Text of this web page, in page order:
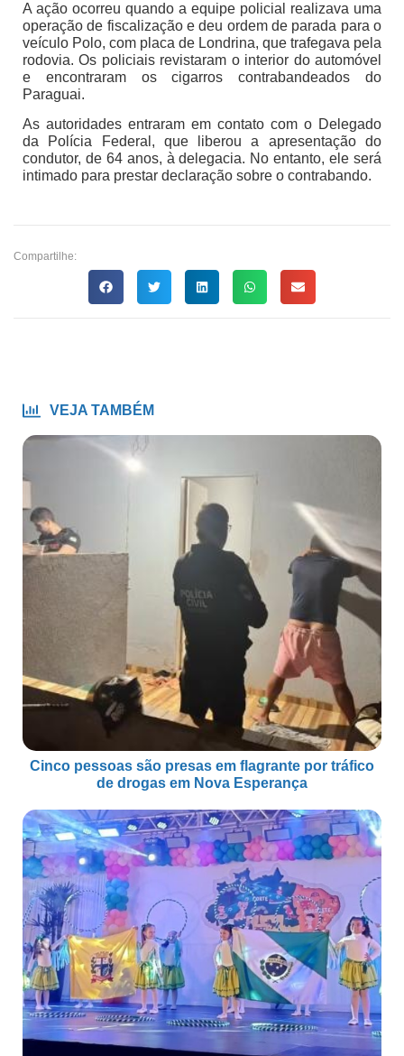
A ação ocorreu quando a equipe policial realizava uma
operação de fiscalização e deu ordem de parada para o
veículo Polo, com placa de Londrina, que trafegava pela
rodovia. Os policiais revistaram o interior do automóvel
e encontraram os cigarros contrabandeados do
Paraguai.
As autoridades entraram em contato com o Delegado
da Polícia Federal, que liberou a apresentação do
condutor, de 64 anos, à delegacia. No entanto, ele será
intimado para prestar declaração sobre o contrabando.
Compartilhe:
VEJA TAMBÉM
Cinco pessoas são presas em flagrante por tráfico
de drogas em Nova Esperança